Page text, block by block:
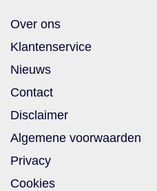
Over ons
Klantenservice
Nieuws
Contact
Disclaimer
Algemene voorwaarden
Privacy
Cookies